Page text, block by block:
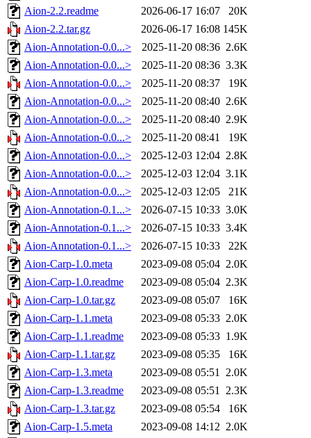
Aion-2.2.readme
2026-06-17 16:07
20K
Aion-2.2.tar.gz
2026-06-17 16:08 145K
Aion-Annotation-0.0...>
2025-11-20 08:36 2.6K
Aion-Annotation-0.0...>
2025-11-20 08:36 3.3K
Aion-Annotation-0.0...>
2025-11-20 08:37
19K
Aion-Annotation-0.0...>
2025-11-20 08:40 2.6K
Aion-Annotation-0.0...>
2025-11-20 08:40 2.9K
Aion-Annotation-0.0...>
2025-11-20 08:41
19K
Aion-Annotation-0.0...>
2025-12-03 12:04 2.8K
Aion-Annotation-0.0...>
2025-12-03 12:04 3.1K
Aion-Annotation-0.0...>
2025-12-03 12:05
21K
Aion-Annotation-0.1...>
2026-07-15 10:33 3.0K
Aion-Annotation-0.1...>
2026-07-15 10:33 3.4K
Aion-Annotation-0.1...>
2026-07-15 10:33
22K
Aion-Carp-1.0.meta
2023-09-08 05:04 2.0K
Aion-Carp-1.0.readme
2023-09-08 05:04 2.3K
Aion-Carp-1.0.tar.gz
2023-09-08 05:07
16K
Aion-Carp-1.1.meta
2023-09-08 05:33 2.0K
Aion-Carp-1.1.readme
2023-09-08 05:33 1.9K
Aion-Carp-1.1.tar.gz
2023-09-08 05:35
16K
Aion-Carp-1.3.meta
2023-09-08 05:51 2.0K
Aion-Carp-1.3.readme
2023-09-08 05:51 2.3K
Aion-Carp-1.3.tar.gz
2023-09-08 05:54
16K
Aion-Carp-1.5.meta
2023-09-08 14:12 2.0K